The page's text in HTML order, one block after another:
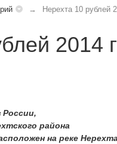
Нерехта 10
России,
района
на реке Нерехта